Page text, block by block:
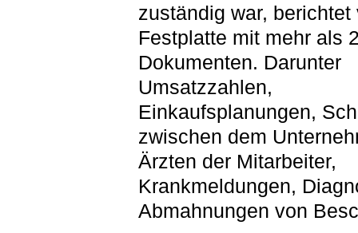
zuständig war, berichtet
Festplatte mit mehr als
Dokumenten. Darunter
Umsatzzahlen,
Einkaufsplanungen,
zwischen dem
Ärzten der Mitarbeiter,
Krankmeldungen,
Abmahnungen von